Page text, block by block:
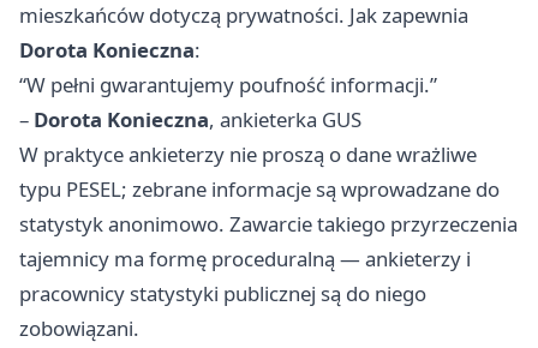
mieszkańców dotyczą prywatności. Jak zapewnia
Dorota Konieczna:
“W pełni gwarantujemy poufność informacji.”
– Dorota Konieczna, ankieterka GUS
W praktyce ankieterzy nie proszą o dane wrażliwe
typu PESEL; zebrane informacje są wprowadzane do
statystyk anonimowo. Zawarcie takiego przyrzeczenia
tajemnicy ma formę proceduralną — ankieterzy i
pracownicy statystyki publicznej są do niego
zobowiązani.